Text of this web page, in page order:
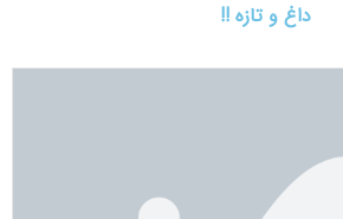
داغ و تازه !!